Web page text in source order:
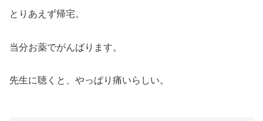
とりあえず帰宅。
当分お薬でがんばります。
先生に聴くと、やっぱり痛いらしい。